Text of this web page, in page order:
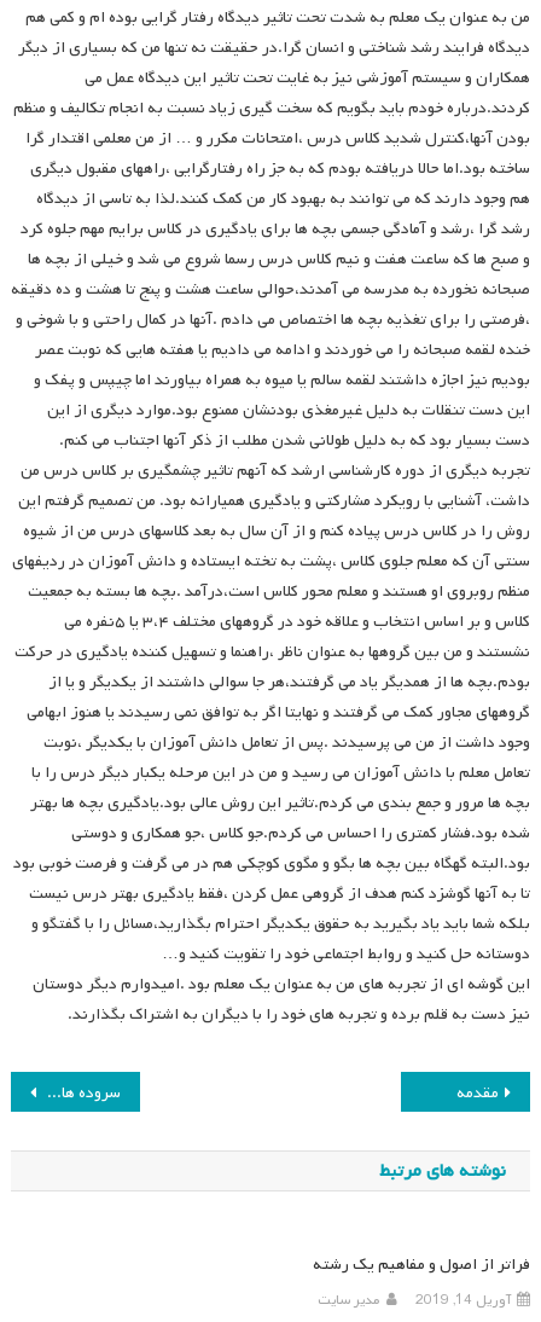
من به عنوان یک معلم به شدت تحت تاثیر دیدگاه رفتار گرایی بوده ام و کمی هم
دیدگاه فرایند رشد شناختی و انسان گرا.در حقیقت نه تنها من که بسیاری از دیگر
همکاران و سیستم آموزشی نیز به غایت تحت تاثیر این دیدگاه عمل می
کردند.درباره خودم باید بگویم که سخت گیری زیاد نسبت به انجام تکالیف و منظم
بودن آنها،کنترل شدید کلاس درس ،امتحانات مکرر و … از من معلمی اقتدار گرا
ساخته بود.اما حالا دریافته بودم که به جز راه رفتارگرایی ،راههای مقبول دیگری
هم وجود دارند که می توانند به بهبود کار من کمک کنند.لذا به تاسی از دیدگاه
رشد گرا ،رشد و آمادگی جسمی بچه ها برای یادگیری در کلاس برایم مهم جلوه کرد
و صبح ها که ساعت هفت و نیم کلاس درس رسما شروع می شد و خیلی از بچه ها
صبحانه نخورده به مدرسه می آمدند،حوالی ساعت هشت و پنج تا هشت و ده دقیقه
،فرصتی را برای تغذیه بچه ها اختصاص می دادم .آنها در کمال راحتی و با شوخی و
خنده لقمه صبحانه را می خوردند و ادامه می دادیم یا هفته هایی که نوبت عصر
بودیم نیز اجازه داشتند لقمه سالم یا میوه به همراه بیاورند اما چیپس و پفک و
این دست تنقلات به دلیل غیرمغذی بودنشان ممنوع بود.موارد دیگری از این
دست بسیار بود که به دلیل طولانی شدن مطلب از ذکر آنها اجتناب می کنم.
تجربه دیگری از دوره کارشناسی ارشد که آنهم تاثیر چشمگیری بر کلاس درس من
داشت، آشنایی با رویکرد مشارکتی و یادگیری همیارانه بود. من تصمیم گرفتم این
روش را در کلاس درس پیاده کنم و از آن سال به بعد کلاسهای درس من از شیوه
سنتی آن که معلم جلوی کلاس ،پشت به تخته ایستاده و دانش آموزان در ردیفهای
منظم روبروی او هستند و معلم محور کلاس است،درآمد .بچه ها بسته به جمعیت
کلاس و بر اساس انتخاب و علاقه خود در گروههای مختلف ۳،۴ یا ۵نفره می
نشستند و من بین گروهها به عنوان ناظر ،راهنما و تسهیل کننده یادگیری در حرکت
بودم.بچه ها از همدیگر یاد می گرفتند،هر جا سوالی داشتند از یکدیگر و یا از
گروههای مجاور کمک می گرفتند و نهایتا اگر به توافق نمی رسیدند یا هنوز ابهامی
وجود داشت از من می پرسیدند .پس از تعامل دانش آموزان با یکدیگر ،نوبت
تعامل معلم با دانش آموزان می رسید و من در این مرحله یکبار دیگر درس را با
بچه ها مرور و جمع بندی می کردم.تاثیر این روش عالی بود.یادگیری بچه ها بهتر
شده بود.فشار کمتری را احساس می کردم.جو کلاس ،جو همکاری و دوستی
بود.البته گهگاه بین بچه ها بگو و مگوی کوچکی هم در می گرفت و فرصت خوبی بود
تا به آنها گوشزد کنم هدف از گروهی عمل کردن ،فقط یادگیری بهتر درس نیست
بلکه شما باید یاد بگیرید به حقوق یکدیگر احترام بگذارید،مسائل را با گفتگو و
دوستانه حل کنید و روابط اجتماعی خود را تقویت کنید و…
این گوشه ای از تجربه های من به عنوان یک معلم بود .امیدوارم دیگر دوستان
نیز دست به قلم برده و تجربه های خود را با دیگران به اشتراک بگذارند.
راهبری
نوشته
سروده های استاد مقدمه
نوشته های مرتبط
فراتر از اصول و مفاهیم یک رشته
آوریل 14, 2019 مدیر سایت